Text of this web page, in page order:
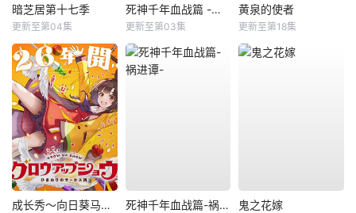
暗芝居第十七季
更新至第04集
死神千年血战篇 -祸进谭-
更新至第03集
黄泉的使者
更新至第18集
成长秀～向日葵马戏团～ 死神千年血战篇-祸进谭- 鬼之花嫁